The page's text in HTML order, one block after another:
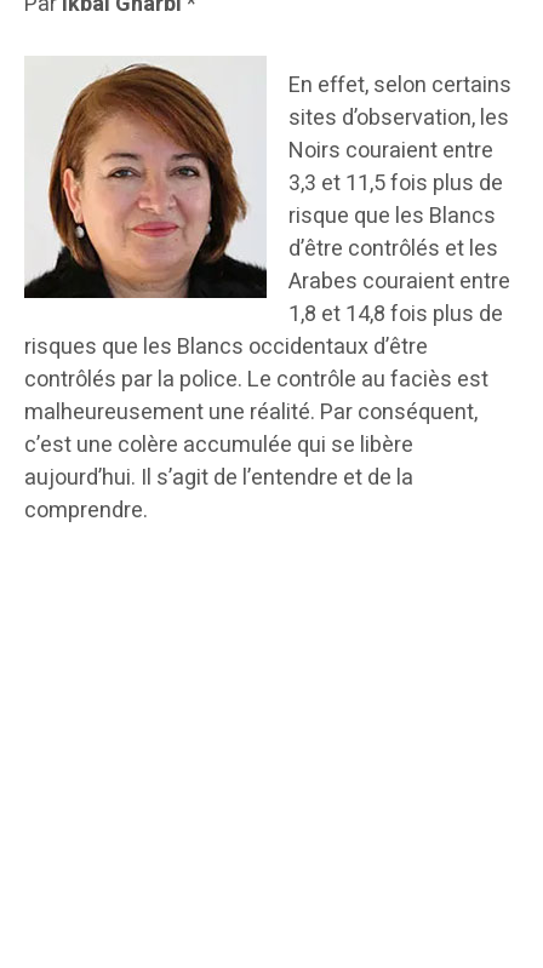
En effet, selon certains
sites d’observation, les
Noirs couraient entre
3,3 et 11,5 fois plus de
risque que les Blancs
d’être contrôlés et les
Arabes couraient entre
1,8 et 14,8 fois plus de
risques que les Blancs occidentaux d’être
contrôlés par la police. Le contrôle au faciès est
malheureusement une réalité. Par conséquent,
c’est une colère accumulée qui se libère
aujourd’hui. Il s’agit de l’entendre et de la
comprendre.